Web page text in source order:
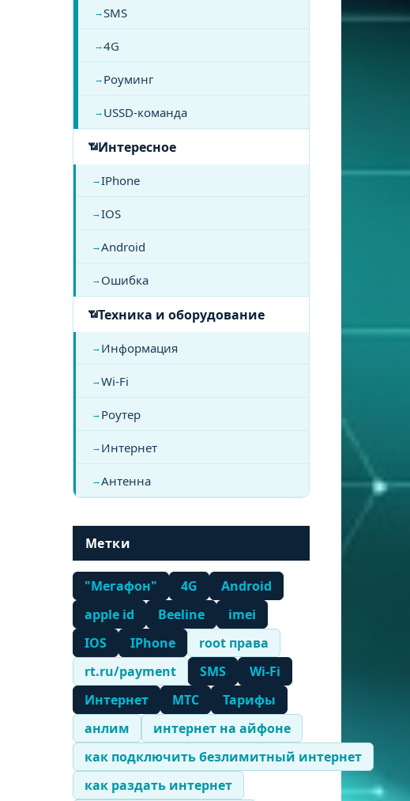
SMS
4G
Роуминг
USSD-команда
Интересное
IPhone
IOS
Android
Ошибка
Техника и оборудование
Информация
Wi-Fi
Роутер
Интернет
Антенна
Метки
"Мегафон" 4G
Android
apple id
Beeline
imei
IOS
IPhone
root права
rt.ru/payment
SMS
Wi-Fi
Интернет
МТС
Тарифы
анлим
интернет на айфоне
как подключить безлимитный интернет
как раздать интернет